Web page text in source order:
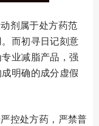
剂属于处方药范
而初寻日记刻意
业减脂产品，强
明确的成分虚假
控处方药，严禁普